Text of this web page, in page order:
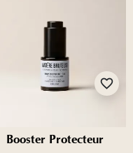
favorite_border
Booster Protecteur